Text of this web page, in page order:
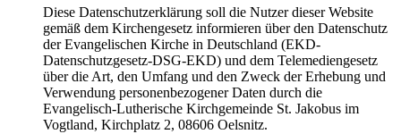
Diese Datenschutzerklärung soll die Nutzer dieser Website
gemäß dem Kirchengesetz informieren über den Datenschutz
der Evangelischen Kirche in Deutschland (EKD-
Datenschutzgesetz-DSG-EKD) und dem Telemediengesetz
über die Art, den Umfang und den Zweck der Erhebung und
Verwendung personenbezogener Daten durch die
Evangelisch-Lutherische Kirchgemeinde St. Jakobus im
Vogtland, Kirchplatz 2, 08606 Oelsnitz.